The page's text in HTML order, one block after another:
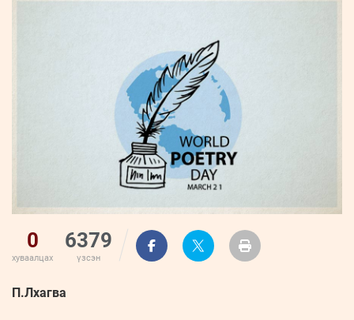
Нэвтрэх
УРЛАГ
ҮНДЭСНИЙ
ТӨВ
ВИДЕО
0
хуваалцах
6379
үзсэн
П.Лхагва